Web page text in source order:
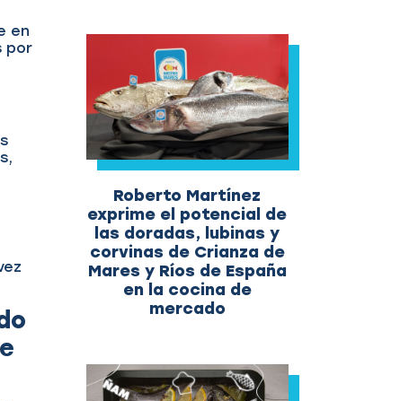
en
por
Roberto Martínez
exprime el potencial de
las doradas, lubinas y
corvinas de Crianza de
Mares y Ríos de España
en la cocina de
mercado